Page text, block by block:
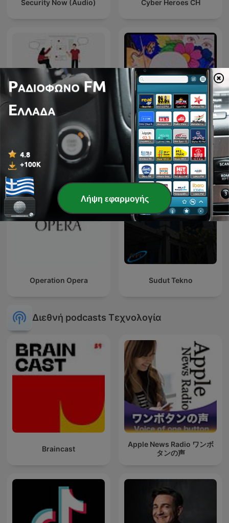
Security Now (Audio) Cyber Heroes CH
Θέματα περί ανάλυσης
Radio Pirata la Radio nella
Radio
Operation Opera Sudut Tekno
Διεθνή podcasts Τεχνολογία
Braincast
Apple News Radio ワンボ
タンの声
Λήψη εφαρμογής